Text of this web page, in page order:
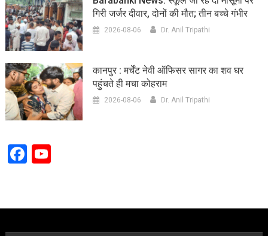
गिरी जर्जर दीवार, दोनों की मौत; तीन बच्चे गंभीर
2026-08-06 Dr. Anil Tripathi
कानपुर : मर्चेंट नेवी ऑफिसर सागर का शव घर
पहुंचते ही मचा कोहराम
2026-08-06 Dr. Anil Tripathi
Facebook